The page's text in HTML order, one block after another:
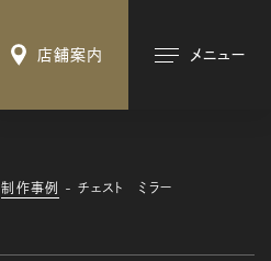
店舗案内 メニュー
制作事例 チェスト ミラー